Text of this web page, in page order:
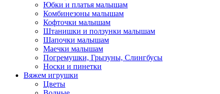
Юбки и платья малышам
Комбинезоны малышам
Кофточки малышам
Штанишки и ползунки малышам
Шапочки малышам
Маечки малышам
Погремушки, Грызуны, Слингбусы
Носки и пинетки
Вяжем игрушки
Цветы